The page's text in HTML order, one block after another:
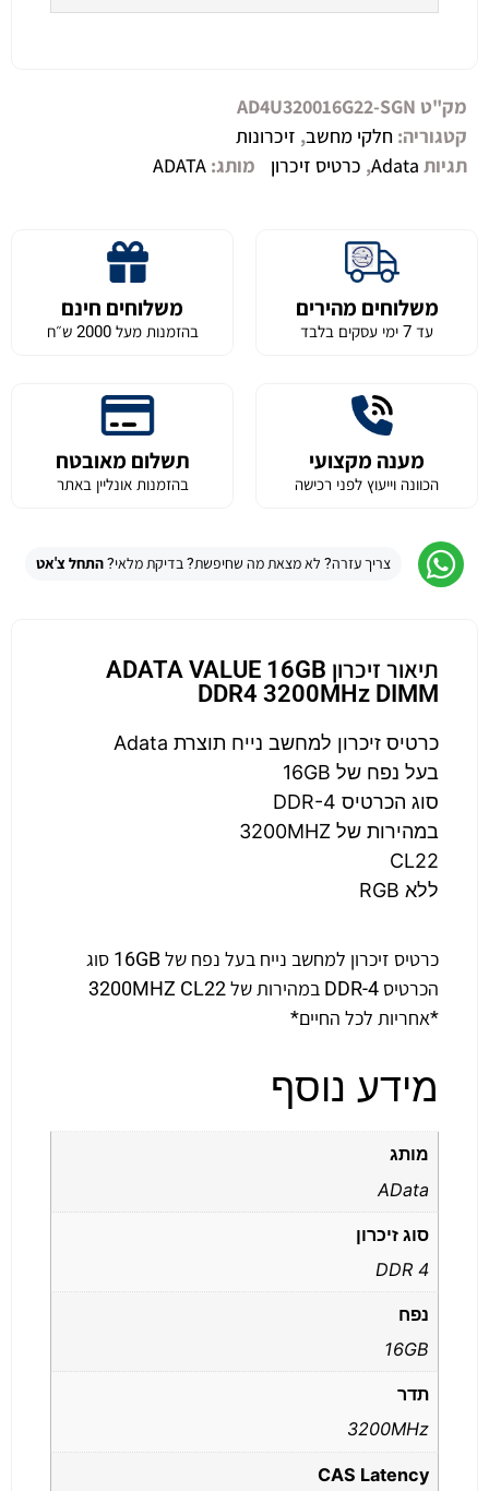
מק"ט AD4U320016G22-SGN
קטגוריה: חלקי מחשב, זיכרונות
תגיות Adata
, כרטיס זיכרון מותג:ADATA
משלוחים מהירים
עד 7 ימי עסקים בלבד
משלוחים חינם
בהזמנות מעל 2000 ש״ח
מענה מקצועי
הכוונה וייעוץ לפני רכישה
תשלום מאובטח
בהזמנות אונליין באתר
צריך עזרה? לא מצאת מה שחיפשת? בדיקת מלאי?התחל צ'אט
תיאור זיכרון ADATA VALUE 16GB
DDR4 3200MHz DIMM
כרטיס זיכרון למחשב נייח תוצרת Adata
בעל נפח של 16GB
סוג הכרטיס DDR-4
במהירות של 3200MHZ
CL22
ללא RGB
כרטיס זיכרון למחשב נייח בעל נפח של 16GB סוג
הכרטיס DDR-4 במהירות של 3200MHZ CL22
*אחריות לכל החיים*
מידע נוסף
מותג
AData
סוג זיכרון
DDR 4
נפח
16GB
תדר
3200MHz
CAS Latency